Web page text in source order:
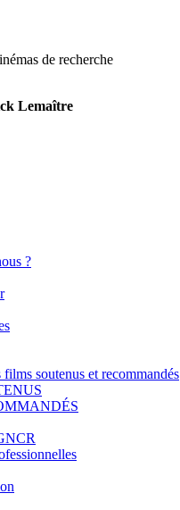
de recherche
Lemaître
?
soutenus et recommandés